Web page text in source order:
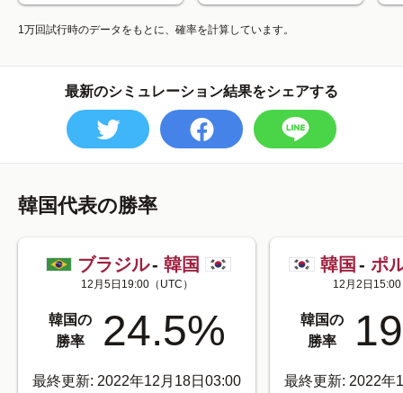
1万回試行時のデータをもとに、確率を計算しています。
最新のシミュレーション結果をシェアする
韓国代表の勝率
ブラジル- 韓国
12月5日19:00（UTC）
韓国の
勝率
24.5%
最終更新: 2022年12月18日03:00
韓国 - ポ
12月2日15:00
韓国の
勝率
最終更新: 2022年